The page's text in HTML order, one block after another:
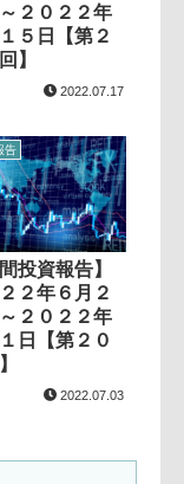
２０２２年
５日【第２
】
2022.07.17
告
投資報告】
２年６月２
２０２２年
日【第２０
2022.07.03